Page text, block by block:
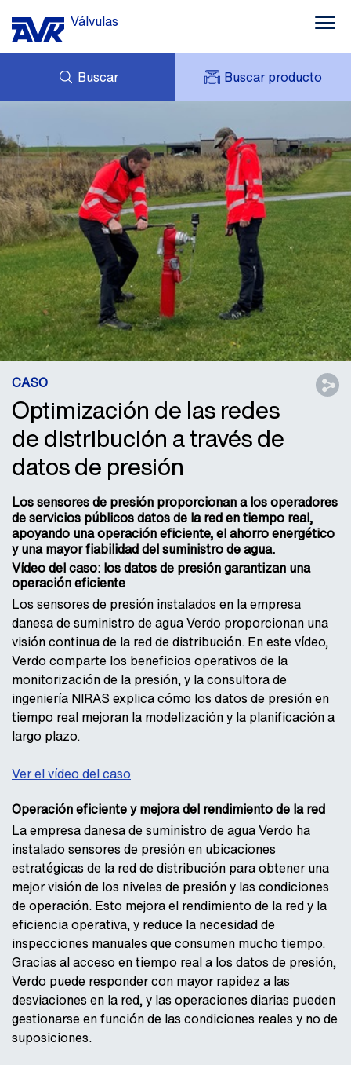
Válvulas
Buscar Buscar producto
DESCARGAS
CASOS DE ÉXITO
CONTACTO
PRESTO
MI AVK
AVK HOLDING (GROUP)
TARIFA DE PRECIOS
CASO
Optimización de las redes
de distribución a través de
datos de presión
Los sensores de presión proporcionan a los operadores
de servicios públicos datos de la red en tiempo real,
apoyando una operación eficiente, el ahorro energético
y una mayor fiabilidad del suministro de agua.
Vídeo del caso: los datos de presión garantizan una
operación eficiente
Los sensores de presión instalados en la empresa
danesa de suministro de agua Verdo proporcionan una
visión continua de la red de distribución. En este vídeo,
Verdo comparte los beneficios operativos de la
monitorización de la presión, y la consultora de
ingeniería NIRAS explica cómo los datos de presión en
tiempo real mejoran la modelización y la planificación a
largo plazo.
Ver el vídeo del caso
Operación eficiente y mejora del rendimiento de la red
La empresa danesa de suministro de agua Verdo ha
instalado sensores de presión en ubicaciones
estratégicas de la red de distribución para obtener una
mejor visión de los niveles de presión y las condiciones
de operación. Esto mejora el rendimiento de la red y la
eficiencia operativa, y reduce la necesidad de
inspecciones manuales que consumen mucho tiempo.
Gracias al acceso en tiempo real a los datos de presión,
Verdo puede responder con mayor rapidez a las
desviaciones en la red, y las operaciones diarias pueden
gestionarse en función de las condiciones reales y no de
suposiciones.